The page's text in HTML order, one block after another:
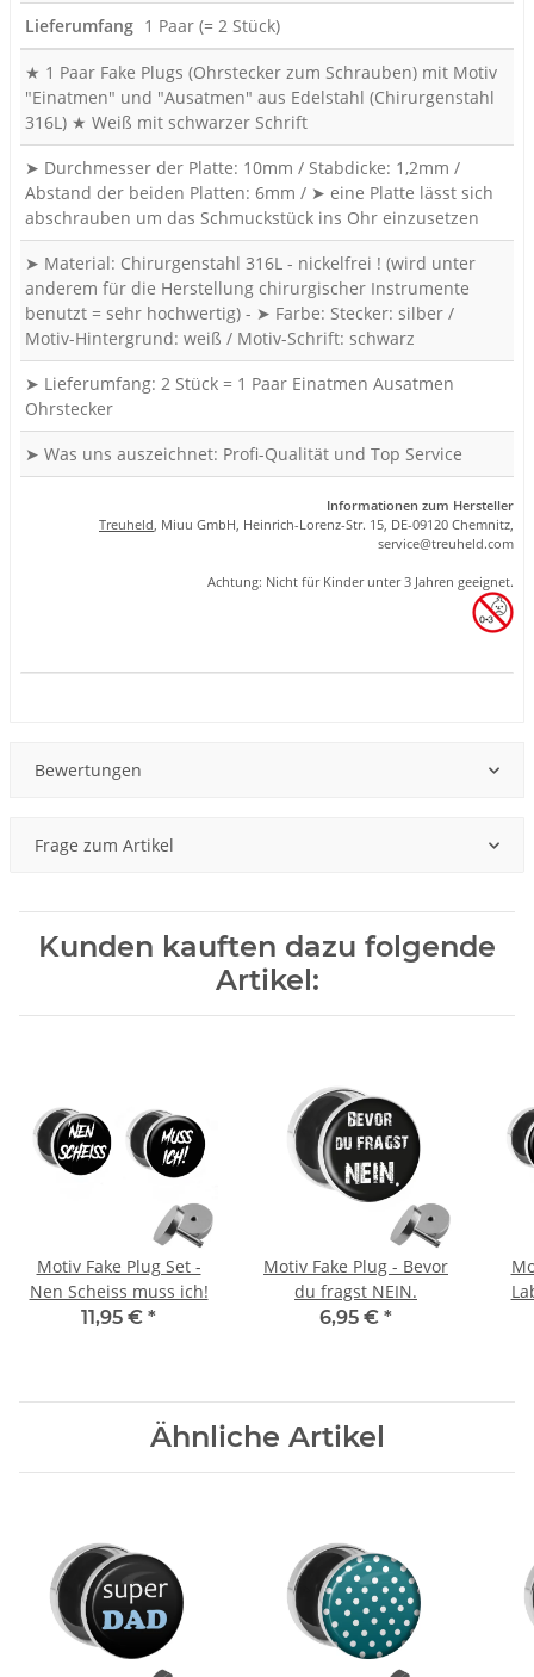
Lieferumfang 1 Paar (= 2 Stück)
★ 1 Paar Fake Plugs (Ohrstecker zum Schrauben) mit Motiv
"Einatmen" und "Ausatmen" aus Edelstahl (Chirurgenstahl
316L) ★ Weiß mit schwarzer Schrift
➤ Durchmesser der Platte: 10mm / Stabdicke: 1,2mm /
Abstand der beiden Platten: 6mm / ➤ eine Platte lässt sich
abschrauben um das Schmuckstück ins Ohr einzusetzen
➤ Material: Chirurgenstahl 316L - nickelfrei ! (wird unter
anderem für die Herstellung chirurgischer Instrumente
benutzt = sehr hochwertig) - ➤ Farbe: Stecker: silber /
Motiv-Hintergrund: weiß / Motiv-Schrift: schwarz
➤ Lieferumfang: 2 Stück = 1 Paar Einatmen Ausatmen
Ohrstecker
➤ Was uns auszeichnet: Profi-Qualität und Top Service
Informationen zum Hersteller
Treuheld, Miuu GmbH, Heinrich-Lorenz-Str. 15, DE-09120 Chemnitz,
service@treuheld.com
Achtung: Nicht für Kinder unter 3 Jahren geeignet.
Bewertungen
Frage zum Artikel
Kunden kauften dazu folgende
Artikel:
Motiv Fake Plug Set -
Nen Scheiss muss ich!
11,95 € *
Motiv Fake Plug - Bevor
du fragst NEIN.
6,95 € *
Ähnliche Artikel